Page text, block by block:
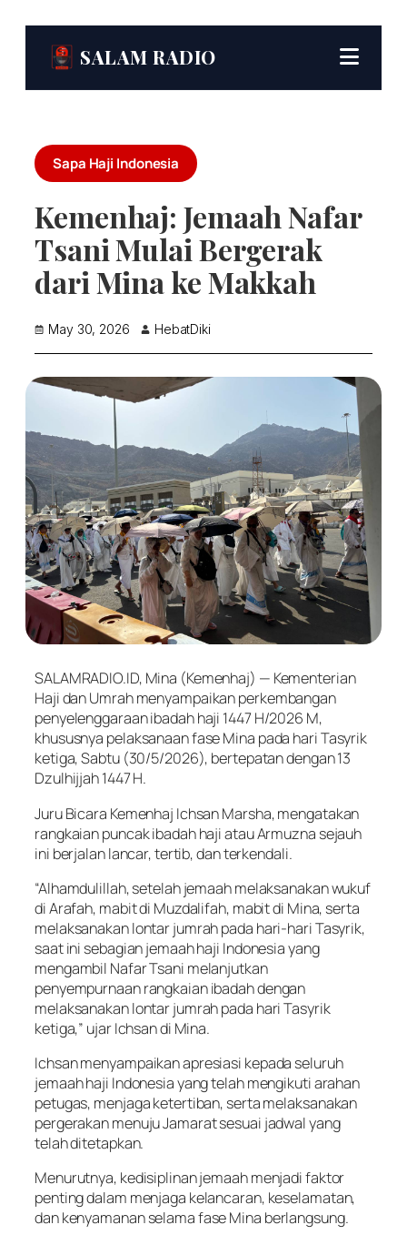
SALAM RADIO
Sapa Haji Indonesia
Kemenhaj: Jemaah Nafar
Tsani Mulai Bergerak
dari Mina ke Makkah
May 30, 2026 HebatDiki
SALAMRADIO.ID, Mina (Kemenhaj) — Kementerian
Haji dan Umrah menyampaikan perkembangan
penyelenggaraan ibadah haji 1447 H/2026 M,
khususnya pelaksanaan fase Mina pada hari Tasyrik
ketiga, Sabtu (30/5/2026), bertepatan dengan 13
Dzulhijjah 1447 H.
Juru Bicara Kemenhaj Ichsan Marsha, mengatakan
rangkaian puncak ibadah haji atau Armuzna sejauh
ini berjalan lancar, tertib, dan terkendali.
“Alhamdulillah, setelah jemaah melaksanakan wukuf
di Arafah, mabit di Muzdalifah, mabit di Mina, serta
melaksanakan lontar jumrah pada hari-hari Tasyrik,
saat ini sebagian jemaah haji Indonesia yang
mengambil Nafar Tsani melanjutkan
penyempurnaan rangkaian ibadah dengan
melaksanakan lontar jumrah pada hari Tasyrik
ketiga,” ujar Ichsan di Mina.
Ichsan menyampaikan apresiasi kepada seluruh
jemaah haji Indonesia yang telah mengikuti arahan
petugas, menjaga ketertiban, serta melaksanakan
pergerakan menuju Jamarat sesuai jadwal yang
telah ditetapkan.
Menurutnya, kedisiplinan jemaah menjadi faktor
penting dalam menjaga kelancaran, keselamatan,
dan kenyamanan selama fase Mina berlangsung.